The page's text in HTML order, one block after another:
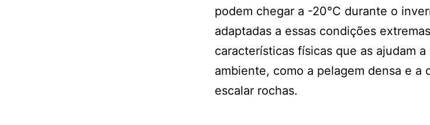
podem chegar a -20°C durante o
adaptadas a essas condições
características físicas que as ajudam
ambiente, como a pelagem densa e a
escalar rochas.